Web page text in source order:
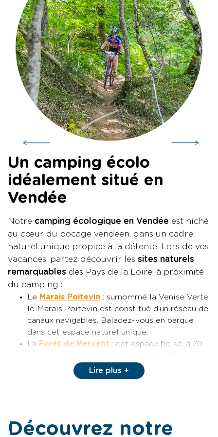
Un camping écolo
idéalement situé en
Vendée
Notre camping écologique en Vendée est niché
au cœur du bocage vendéen, dans un cadre
naturel unique propice à la détente. Lors de vos
vacances, partez découvrir les sites naturels
remarquables des Pays de la Loire, à proximité
du camping :
Lire plus
Le Marais Poitevin : surnommé la Venise Verte,
le Marais Poitevin est constitué d’un réseau de
canaux navigables. Baladez-vous en barque
dans cet espace naturel unique.
La Forêt de Mervent : cet espace boisé, à 70
propose des sentiers de randonnée, des
parcours VTT, et des activités comme
unique relie le continent à l’île de Noirmoutier,
Découvrez notre
r